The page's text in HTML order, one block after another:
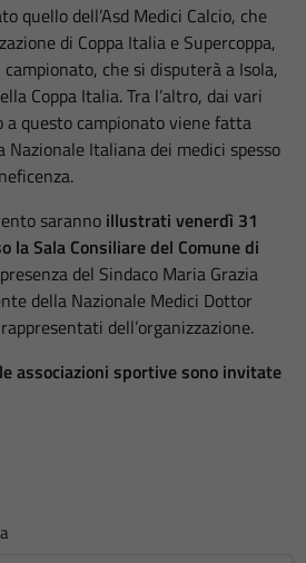
quello dell’Asd Medici Calcio, che
di Coppa Italia e Supercoppa,
che si disputerà a Isola,
Coppa Italia. Tra l’altro, dai vari
questo campionato viene fatta
Nazionale Italiana dei medici spesso
saranno illustrati venerdì 31
la Sala Consiliare del Comune di
del Sindaco Maria Grazia
della Nazionale Medici Dottor
dell’organizzazione.
associazioni sportive sono invitate